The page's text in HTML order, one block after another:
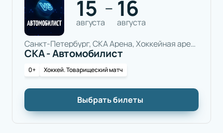
15
августа
— 16
августа
Санкт-Петербург, СКА Арена, Хоккейная арена
СКА - Автомобилист
0+ Хоккей. Товарищеский матч
Выбрать билеты